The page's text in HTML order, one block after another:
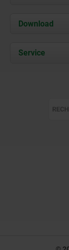
Über uns
Kontakt
Download
Dokumente
Service